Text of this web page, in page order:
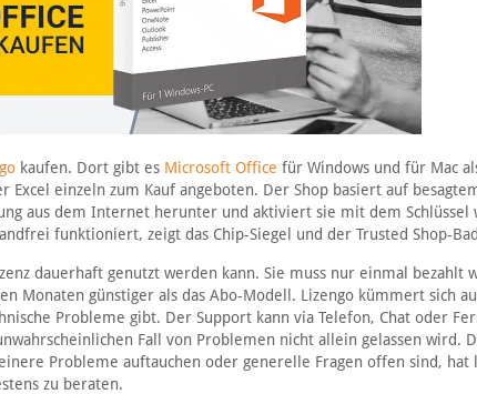
kaufen. Dort gibt es Microsoft Office für Windows und für Mac
einzeln zum Kauf angeboten. Der Shop basiert auf
aus dem Internet herunter und aktiviert sie mit dem Schlüssel
funktioniert, zeigt das Chip-Siegel und der Trusted Shop-
dauerhaft genutzt werden kann. Sie muss nur einmal bezahlt
Monaten günstiger als das Abo-Modell. Lizengo kümmert sich
Probleme gibt. Der Support kann via Telefon, Chat oder
Fall von Problemen nicht allein gelassen wird.
Probleme auftauchen oder generelle Fragen offen sind, hat
zu beraten.